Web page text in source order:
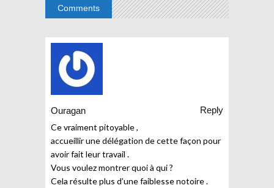
Comments
Ouragan
Reply
Ce vraiment pitoyable ,
accueillir une délégation de cette façon pour
avoir fait leur travail .
Vous voulez montrer quoi à qui ?
Cela résulte plus d’une faiblesse notoire .